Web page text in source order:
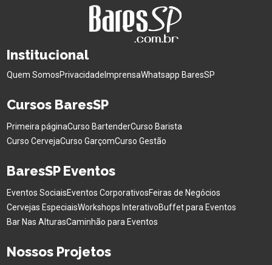
Institucional
Quem SomosPrivacidade ImprensaWhatsapp BaresSP
Cursos BaresSP
Primeira páginaCurso BartenderCurso Barista
Curso CervejaCurso GarçomCurso Gestão
BaresSP Eventos
Eventos SociaisEventos CorporativosFeiras de Negócios
Cervejas EspeciaisWorkshops InterativoBuffet para Eventos
Bar Nas AlturasCaminhão para Eventos
Nossos Projetos